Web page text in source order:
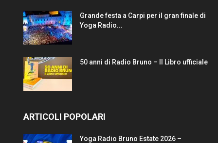
Grande festa a Carpi per il gran finale di
Yoga Radio...
50 anni di Radio Bruno – Il Libro ufficiale
ARTICOLI POPOLARI
Yoga Radio Bruno Estate 2026 –